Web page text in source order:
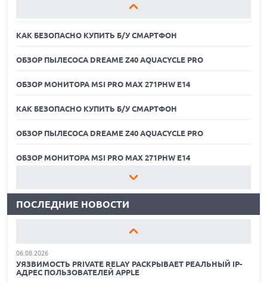
ОБЗОР МОНИТОРА MSI PRO MAX 271PHW E14
КАК БЕЗОПАСНО КУПИТЬ Б/У СМАРТФОН
ОБЗОР ПЫЛЕСОСА DREAME Z40 AQUACYCLE PRO
ОБЗОР МОНИТОРА MSI PRO MAX 271PHW E14
КАК БЕЗОПАСНО КУПИТЬ Б/У СМАРТФОН
ОБЗОР ПЫЛЕСОСА DREAME Z40 AQUACYCLE PRO
ОБЗОР МОНИТОРА MSI PRO MAX 271PHW E14
КАК БЕЗОПАСНО КУПИТЬ Б/У СМАРТФОН
ОБЗОР ПЫЛЕСОСА DREAME Z40 AQUACYCLE PRO
ОБЗОР МОНИТОРА MSI PRO MAX 271PHW E14
КАК БЕЗОПАСНО КУПИТЬ Б/У СМАРТФОН
ПОСЛЕДНИЕ НОВОСТИ
06.08.2026
ТОЛЩИНОЙ 4,7 ММ И 12" OLED МАТРИЦЕЙ
УБОРКИ И ЛИНЕЙКУ ТЕХНИКИ 2026 ГОДА
06.08.2026
УЯЗВИМОСТЬ PRIVATE RELAY РАСКРЫВАЕТ РЕАЛЬНЫЙ IP-
АДРЕС ПОЛЬЗОВАТЕЛЕЙ APPLE